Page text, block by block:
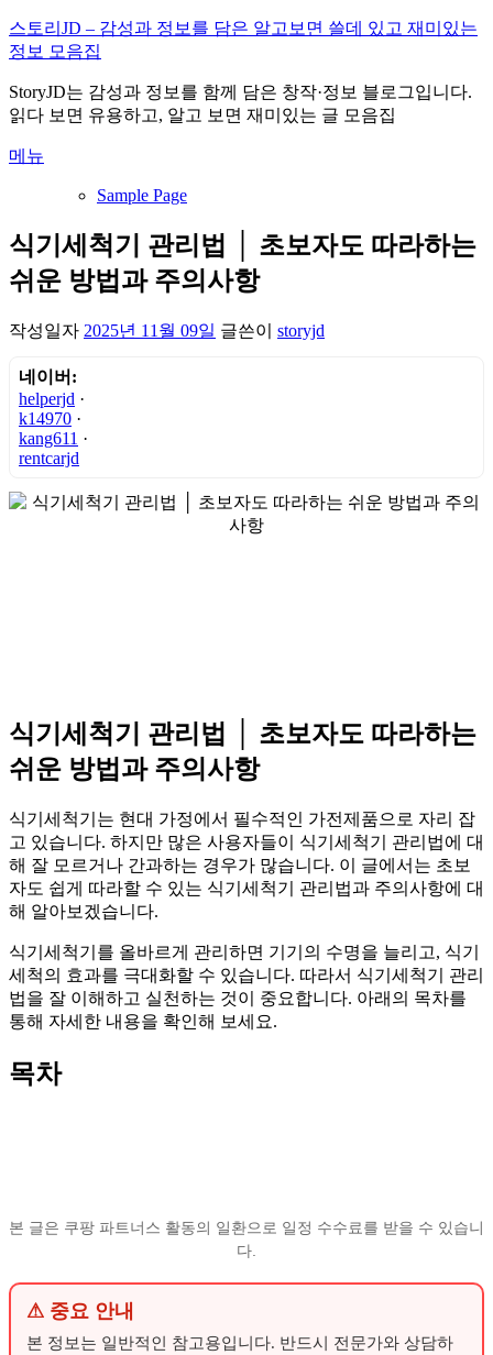
내
용
로
바
가
스토리JD – 감성과 정보를 담은 알고보면 쓸데 있고 재미있는
정보 모음집
StoryJD는 감성과 정보를 함께 담은 창작·정보 블로그입니다.
읽다 보면 유용하고, 알고 보면 재미있는 글 모음집
메뉴
Sample Page
식기세척기 관리법 │ 초보자도 따라하는
쉬운 방법과 주의사항
작성일자 2025년 11월 09일 글쓴이 storyjd
네이버:
helperjd ·
k14970 ·
kang611 ·
rentcarjd
식기세척기 관리법 │ 초보자도 따라하는
쉬운 방법과 주의사항
식기세척기는 현대 가정에서 필수적인 가전제품으로 자리 잡
고 있습니다. 하지만 많은 사용자들이 식기세척기 관리법에 대
해 잘 모르거나 간과하는 경우가 많습니다. 이 글에서는 초보
자도 쉽게 따라할 수 있는 식기세척기 관리법과 주의사항에 대
해 알아보겠습니다.
식기세척기를 올바르게 관리하면 기기의 수명을 늘리고, 식기
세척의 효과를 극대화할 수 있습니다. 따라서 식기세척기 관리
법을 잘 이해하고 실천하는 것이 중요합니다. 아래의 목차를
통해 자세한 내용을 확인해 보세요.
목차
본 글은 쿠팡 파트너스 활동의 일환으로 일정 수수료를 받을 수 있습니
다.
⚠ 중요 안내
본 정보는 일반적인 참고용입니다. 반드시 전문가와 상담하